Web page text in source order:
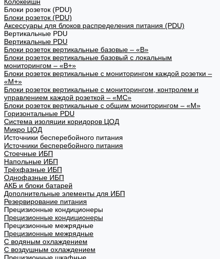
Блоки розеток (PDU)
Блоки розеток (PDU)
Аксессуары для блоков распределения питания (PDU)
Вертикальные PDU
Вертикальные PDU
Блоки розеток вертикальные базовые – «В»
Блоки розеток вертикальные базовый с локальным
мониторингом – «В+»
Блоки розеток вертикальные с мониторингом каждой розетки –
«М+»
Блоки розеток вертикальные с мониторингом, контролем и
управлением каждой розеткой – «МС»
Блоки розеток вертикальные с общим мониторингом – «М»
Горизонтальные PDU
Система изоляции коридоров ЦОД
Микро ЦОД
Источники бесперебойного питания
Источники бесперебойного питания
Стоечные ИБП
Напольные ИБП
Трёхфазные ИБП
Однофазные ИБП
АКБ и блоки батарей
Дополнительные элементы для ИБП
Резервирование питания
Прецизионные кондиционеры
Прецизионные кондиционеры
Прецизионные межрядные
Прецизионные межрядные
С водяным охлаждением
С воздушным охлаждением